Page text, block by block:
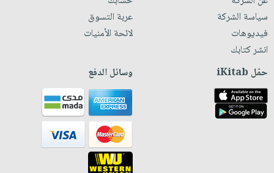
سياسة الشركة
فيديوهات
انشر كتابك
عربة التسوق
لائحة الأمنيات
حمّل iKitab وسائل الدفع